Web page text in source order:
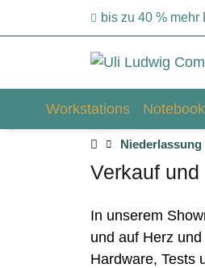
bis zu 40 % mehr
Workstations
Verkauf
In unserem
und auf Herz
Hardware, Tests